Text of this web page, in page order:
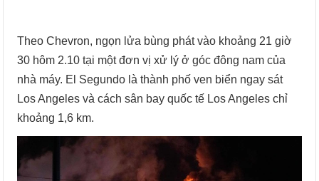
Theo Chevron, ngọn lửa bùng phát vào khoảng 21 giờ
30 hôm 2.10 tại một đơn vị xử lý ở góc đông nam của
nhà máy. El Segundo là thành phố ven biển ngay sát
Los Angeles và cách sân bay quốc tế Los Angeles chỉ
khoảng 1,6 km.